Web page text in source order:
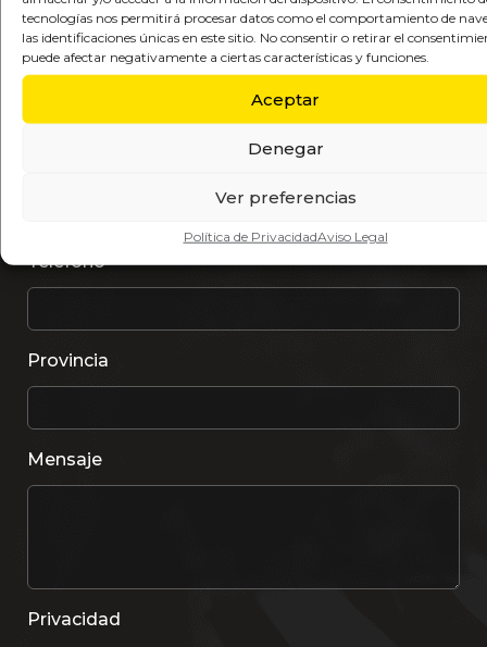
tecnologías nos permitirá procesar datos como el comportamiento de
las identificaciones únicas en este sitio. No consentir o retirar el
puede afectar negativamente a ciertas características y funciones.
Aceptar
Denegar
Ver preferencias
Política de PrivacidadAviso Legal
Apellidos
Teléfono
Provincia
Mensaje
Privacidad